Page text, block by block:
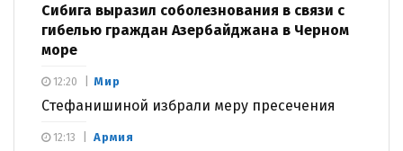
Сибига выразил соболезнования в связи с
гибелью граждан Азербайджана в Черном
море
Мир
Стефанишиной избрали меру пресечения
12:20
Армия
12:13